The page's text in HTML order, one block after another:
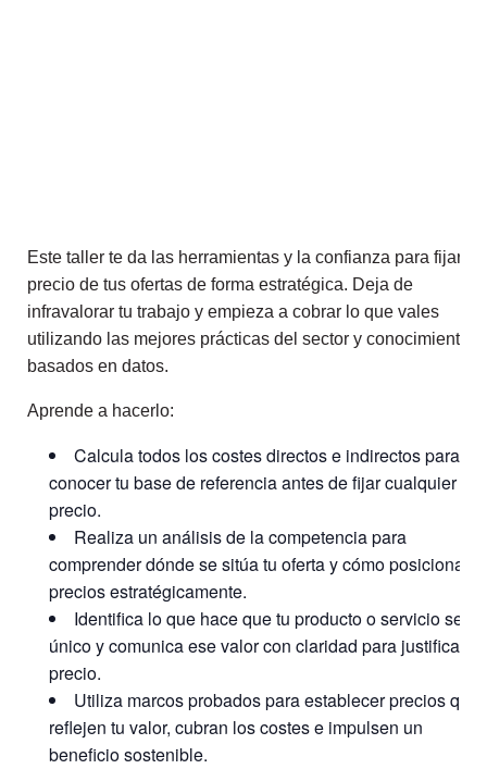
Este taller te da las herramientas y la confianza para fijar el
precio de tus ofertas de forma estratégica. Deja de
infravalorar tu trabajo y empieza a cobrar lo que vales
utilizando las mejores prácticas del sector y conocimientos
basados en datos.
Aprende a hacerlo:
Calcula todos los costes directos e indirectos para
conocer tu base de referencia antes de fijar cualquier
precio.
Realiza un análisis de la competencia para
comprender dónde se sitúa tu oferta y cómo posicionar
precios estratégicamente.
Identifica lo que hace que tu producto o servicio sea
único y comunica ese valor con claridad para justificar tu
precio.
Utiliza marcos probados para establecer precios que
reflejen tu valor, cubran los costes e impulsen un
beneficio sostenible.